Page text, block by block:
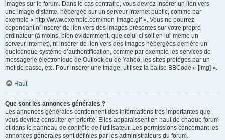
images sur le forum. Dans le cas contraire, vous devrez insérer un lien vers
une image distante, hébergée sur un serveur internet public, comme par
exemple « http://www.exemple.com/mon-image.gif ». Vous ne pourrez
cependant ni insérer de lien vers des images présentes sur votre propre
ordinateur (à moins, bien évidemment, que celui-ci soit en lui-même un
serveur internet), ni insérer de lien vers des images hébergées derrière un
quelconque système d’authentification, comme par exemple les services de
messagerie électronique de Outlook ou de Yahoo, les sites protégés par un
mot de passe, etc. Pour insérer une image, utilisez la balise BBCode « [img] ».
Haut
Que sont les annonces générales ?
Les annonces générales contiennent des informations très importantes que
vous devriez consulter en priorité. Elles apparaissent en haut de chaque forum
et dans le panneau de contrôle de l’utilisateur. Les permissions concernant les
annonces générales sont définies par les administrateurs du forum.